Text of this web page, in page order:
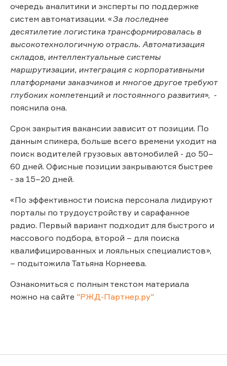
очередь аналитики и эксперты по поддержке
систем автоматизации. «За последнее
десятилетие логистика трансформировалась в
высокотехнологичную отрасль. Автоматизация
складов, интеллектуальные системы
маршрутизации, интеграция с корпоративными
платформами заказчиков и многое другое требуют
глубоких компетенций и постоянного развития», -
пояснила она.
Срок закрытия вакансии зависит от позиции. По
данным спикера, больше всего времени уходит на
поиск водителей грузовых автомобилей - до 50–
60 дней. Офисные позиции закрываются быстрее
- за 15–20 дней.
«По эффективности поиска персонала лидируют
порталы по трудоустройству и сарафанное
радио. Первый вариант подходит для быстрого и
массового подбора, второй – для поиска
квалифицированных и лояльных специалистов»,
– подытожила Татьяна Корнеева.
Ознакомиться с полным текстом материала
можно на сайте "РЖД-Партнер.ру"